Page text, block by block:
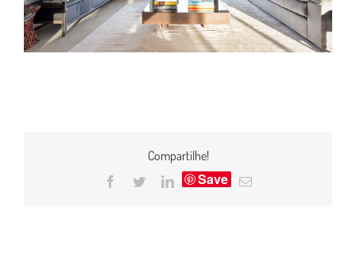
Compartilhe!
Facebook
TwitterLinkedIn
Save
E-